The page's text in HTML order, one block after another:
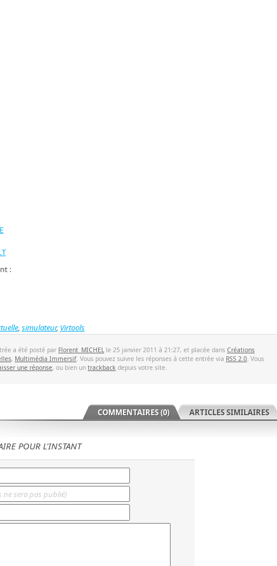
:
, simulateur, Virtools
a été posté par Florent_MICHELle 25 janvier 2011 à 21:27, et placée dans Créations
, Multimédia Immersif. Vous pouvez suivre les réponses à cette entrée via RSS 2.0. Vous
une réponse, ou bien un trackback depuis votre site.
ARTICLES SIMILAIRES
COMMENTAIRES (0)
POUR L'INSTANT